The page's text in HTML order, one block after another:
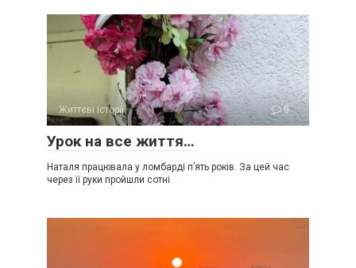
Життєві історії 0
Урок на все життя…
Наталя працювала у ломбарді п’ять років. За цей час
через її руки пройшли сотні